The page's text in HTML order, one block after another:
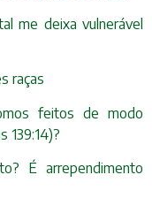
me deixa vulnerável
raças
feitos de modo
139:14)?
É arrependimento